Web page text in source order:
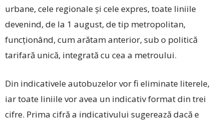
urbane, cele regionale şi cele expres, toate liniile
devenind, de la 1 august, de tip metropolitan,
funcționând, cum arătam anterior, sub o politică
tarifară unică, integrată cu cea a metroului.
Din indicativele autobuzelor vor fi eliminate literele,
iar toate liniile vor avea un indicativ format din trei
cifre. Prima cifră a indicativului sugerează dacă e